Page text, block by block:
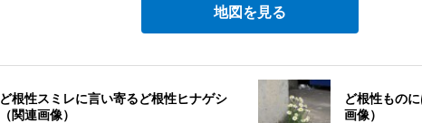
地図を見る
ど根性スミレに言い寄るど根性ヒナゲシ
（関連画像）
ど根性もの
画像）